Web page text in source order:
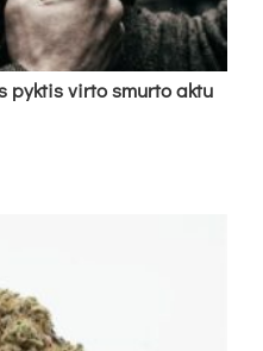
pyk­tis vir­to smur­to ak­tu